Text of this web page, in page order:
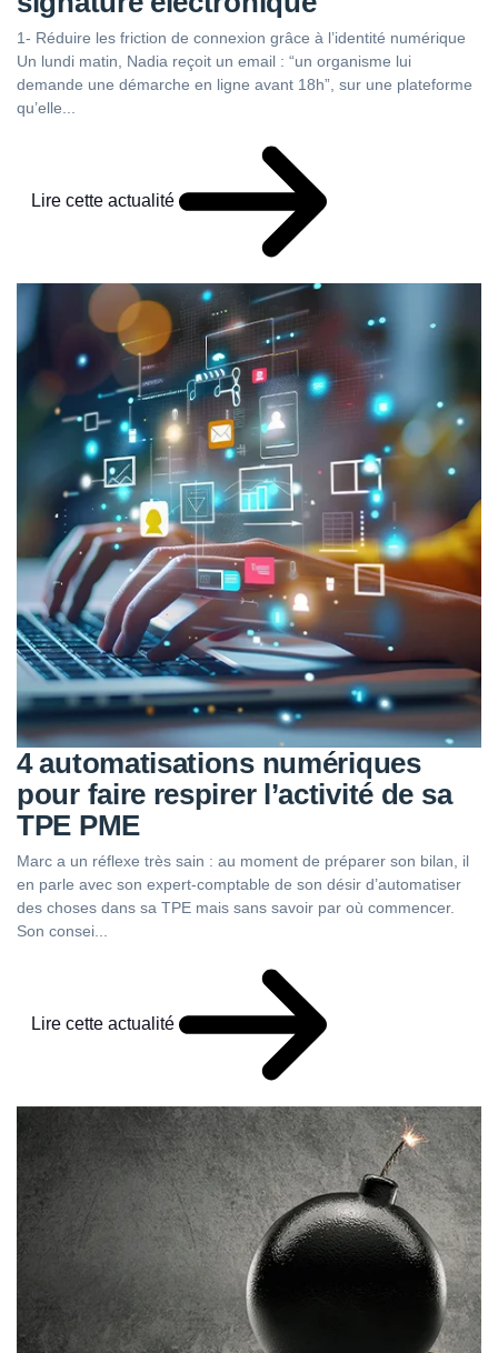
1- Réduire les friction de connexion grâce à l’identité numérique
Un lundi matin, Nadia reçoit un email : “un organisme lui
demande une démarche en ligne avant 18h”, sur une plateforme
qu’elle...
Lire cette actualité
4 automatisations numériques
pour faire respirer l’activité de sa
TPE PME
Marc a un réflexe très sain : au moment de préparer son bilan, il
en parle avec son expert-comptable de son désir d’automatiser
des choses dans sa TPE mais sans savoir par où commencer.
Son consei...
Lire cette actualité